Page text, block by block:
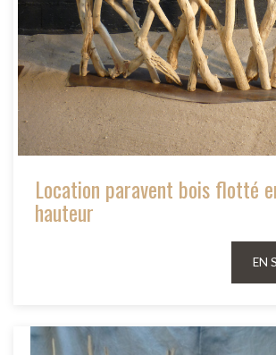
Location paravent bois flotté
hauteur
EN